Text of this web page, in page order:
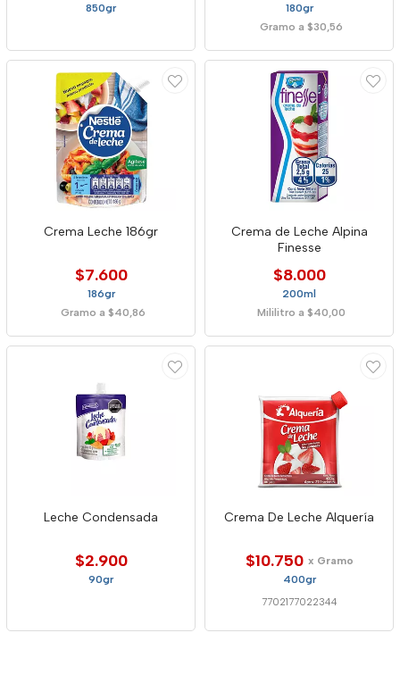
850gr
180gr
Gramo a $30,56
Crema Leche 186gr
$7.600
186gr
Gramo a $40,86
Crema de Leche Alpina
Finesse
$8.000
200ml
Mililitro a $40,00
Leche Condensada
$2.900
90gr
Crema De Leche Alquería
$10.750 x Gramo
400gr
7702177022344